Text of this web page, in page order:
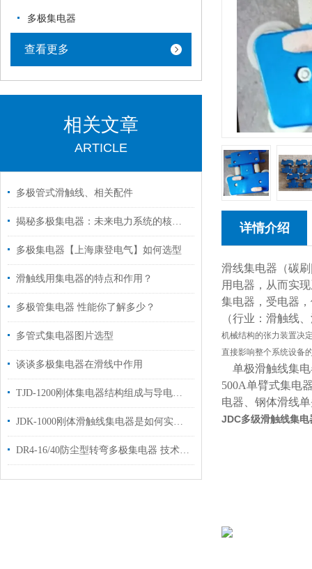
多极集电器
查看更多
相关文章
ARTICLE
多极管式滑触线、相关配件
揭秘多极集电器：未来电力系统的核心驱动力
多极集电器【上海康登电气】如何选型
滑触线用集电器的特点和作用？
多极管集电器 性能你了解多少？
多管式集电器图片选型
谈谈多极集电器在滑线中作用
TJD-1200刚体集电器结构组成与导电原理及其维护保养
JDK-1000刚体滑触线集电器是如何实现移动供电
DR4-16/40防尘型转弯多极集电器 技术参数
详情介绍
滑线集电器（碳
用电器，从而实
集电器，受电器
（行业：滑触线
机械结构的张力装置决
直接影响整个系统设备
单极滑触线集电
500A单臂式集电
电器、钢体滑线
JDC多级滑触线集电